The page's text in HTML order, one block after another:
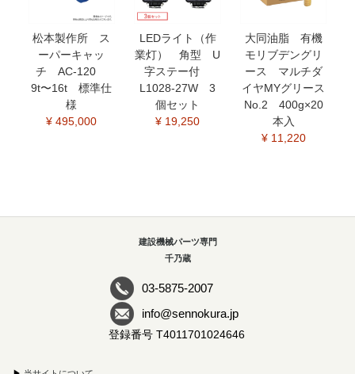
松本製作所 ス
ーパーキャッ
チ AC-120
9t〜16t 標準仕
様
¥ 495,000
LEDライト（作
業灯） 角型 U
字ステー付
L1028-27W 3
個セット
¥ 19,250
大同油脂 有機
モリブデングリ
ース マルチダ
イヤMYグリース
No.2 400g×20
本入
¥ 11,220
建設機械パーツ専門
千乃蔵
03-5875-2007
info@sennokura.jp
登録番号 T4011701024646